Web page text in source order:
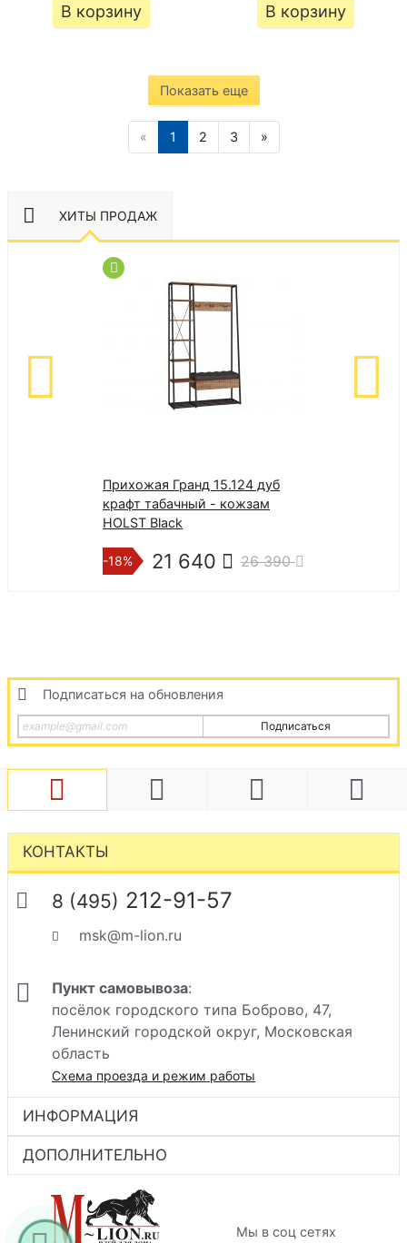
В корзину В корзину
Показать еще
« 1 2 3 »
ХИТЫ ПРОДАЖ
Прихожая Гранд 15.124 дуб
крафт табачный - кожзам
HOLST Black
-18% 21 640 26 390
Подписаться на обновления
Подписаться
КОНТАКТЫ
8 (495) 212-91-57
msk@m-lion.ru
Пункт самовывоза:
посёлок городского типа Боброво, 47,
Ленинский городской округ, Московская
область
Схема проезда и режим работы
ИНФОРМАЦИЯ
ДОПОЛНИТЕЛЬНО
Мы в соц сетях